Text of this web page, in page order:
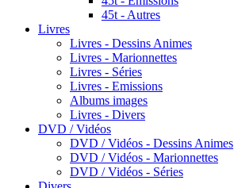
45t - Autres
Livres
Livres - Dessins Animes
Livres - Marionnettes
Livres - Séries
Livres - Emissions
Albums images
Livres - Divers
DVD / Vidéos
DVD / Vidéos - Dessins Animes
DVD / Vidéos - Marionnettes
DVD / Vidéos - Séries